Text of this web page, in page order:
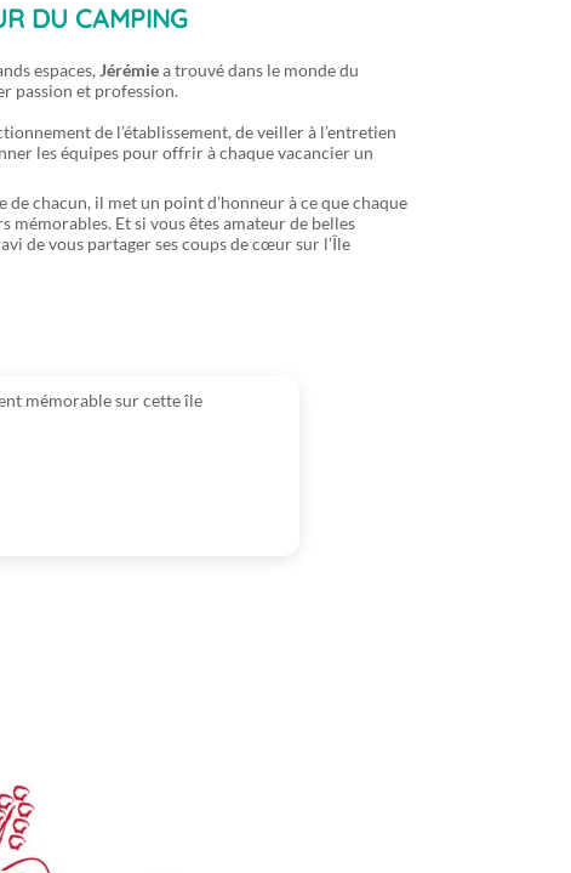
DU CAMPING
espaces, Jérémiea trouvé dans le monde du
passion et profession.
de l’établissement, de veiller à l’entretien
les équipes pour offrir à chaque vacancier un
chacun, il met un point d’honneur à ce que chaque
mémorables. Et si vous êtes amateur de belles
de vous partager ses coups de cœur sur l’Île
mémorable sur cette île